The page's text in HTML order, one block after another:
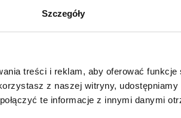
Szczegóły
treści i reklam, aby oferować funkcje
z naszej witryny, udostępniamy
te informacje z innymi danymi
tych spotkań. Zamiast czterech
grze rozłożonej na cztery
przed samym spotkaniem bądź
przesłana na smartfony
w hotelu z zadaniami